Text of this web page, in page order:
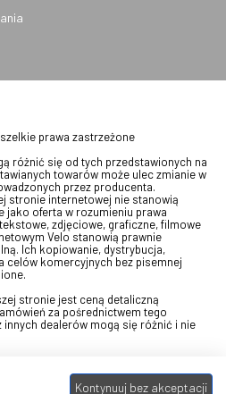
prawa zastrzeżone
różnić się od tych przedstawionych na
towarów może ulec zmianie w
przez producenta.
stronie internetowej nie stanowią
jako oferta w rozumieniu prawa
zdjęciowe, graficzne, filmowe
Velo stanowią prawnie
Ich kopiowanie, dystrybucja,
celów komercyjnych bez pisemnej
stronie jest ceną detaliczną
za pośrednictwem tego
innych dealerów mogą się różnić i nie
aktualnie dostępnej na stronie
premiowej. Dowiedz się jak
Kontynuuj bez akceptacji